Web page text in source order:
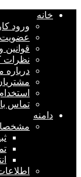
خانه
ورود
قوانین
نظرات
درباره
تماس
دامنه